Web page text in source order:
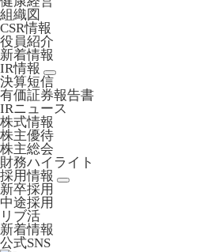
組織図
CSR情報
役員紹介
新着情報
IR情報
決算短信
有価証券報告書
IRニュース
株式情報
株主優待
株主総会
財務ハイライト
採用情報
新卒採用
中途採用
リブ活
新着情報
公式SNS